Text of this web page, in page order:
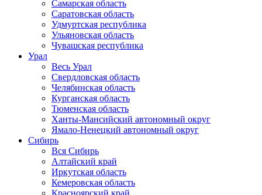
Самарская область
Саратовская область
Удмуртская республика
Ульяновская область
Чувашская республика
Урал
Весь Урал
Свердловская область
Челябинская область
Курганская область
Тюменская область
Ханты-Мансийский автономный округ
Ямало-Ненецкий автономный округ
Сибирь
Вся Сибирь
Алтайский край
Иркутская область
Кемеровская область
Красноярский край